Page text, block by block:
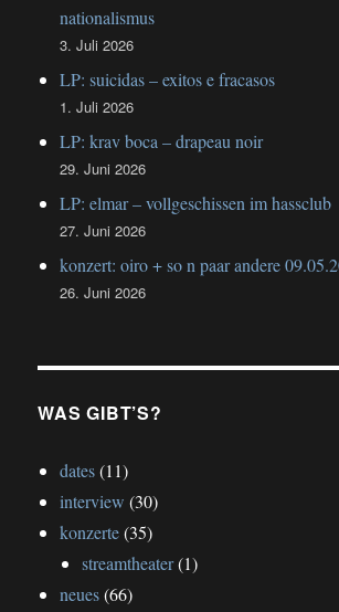
nationalismus
3. Juli 2026
LP: suicidas – exitos e fracasos
1. Juli 2026
LP: krav boca – drapeau noir
29. Juni 2026
LP: elmar – vollgeschissen im hassclub
27. Juni 2026
konzert: oiro + so n paar andere
26. Juni 2026
WAS GIBT’S?
dates(11)
interview (30)
konzerte(35)
streamtheater(1)
neues(66)